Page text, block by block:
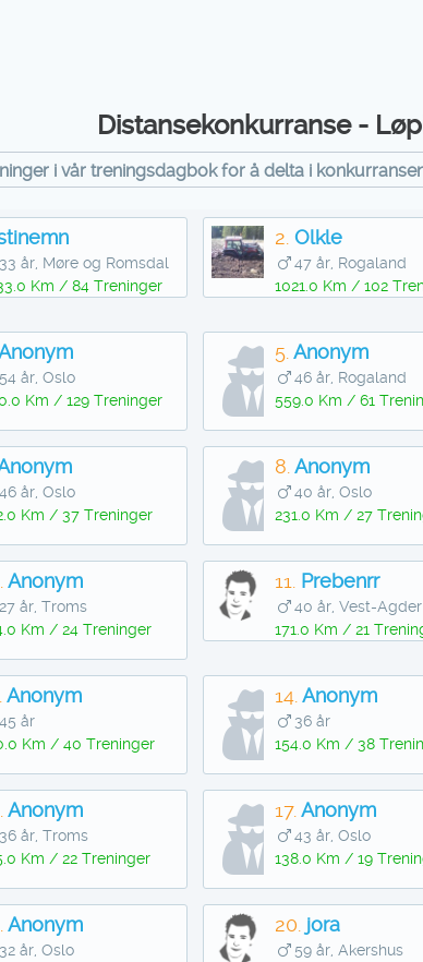
Distansekonkurranse -
i vår treningsdagbok for å delta i
33 år, Møre og Romsdal
Km / 84 Treninger
2. Olkle
47 år, Rogaland
1021.0 Km / 102
54 år, Oslo
Km / 129 Treninger
5. Anonym
46 år, Rogaland
559.0 Km / 61
46 år, Oslo
Km / 37 Treninger
8. Anonym
40 år, Oslo
231.0 Km / 27
Anonym
27 år, Troms
Km / 24 Treninger
11. Prebenrr
40 år, Vest-Agder
171.0 Km / 21
Anonym
45 år
Km / 40 Treninger
14. Anonym
36 år
154.0 Km / 38
Anonym
36 år, Troms
Km / 22 Treninger
17. Anonym
43 år, Oslo
138.0 Km / 19
Anonym
32 år, Oslo
20. jora
59 år, Akershus